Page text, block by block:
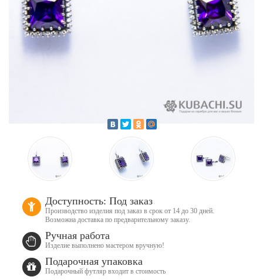
Доступность: Под заказ
Производство изделия под заказ в срок от 14 до 30 дней.
Возможна доставка по предварительному заказу.
Ручная работа
Изделие выполнено мастером вручную!
Подарочная упаковка
Подарочный футляр входит в стоимость